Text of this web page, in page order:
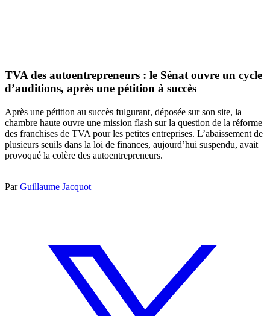
TVA des autoentrepreneurs : le Sénat ouvre un cycle
d’auditions, après une pétition à succès
Après une pétition au succès fulgurant, déposée sur son site, la
chambre haute ouvre une mission flash sur la question de la réforme
des franchises de TVA pour les petites entreprises. L’abaissement de
plusieurs seuils dans la loi de finances, aujourd’hui suspendu, avait
provoqué la colère des autoentrepreneurs.
ParGuillaume Jacquot